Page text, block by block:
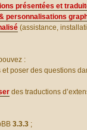
présentées et
personnalisations
(assistance,
:
poser des questions
des traductions
3.3.3 ;